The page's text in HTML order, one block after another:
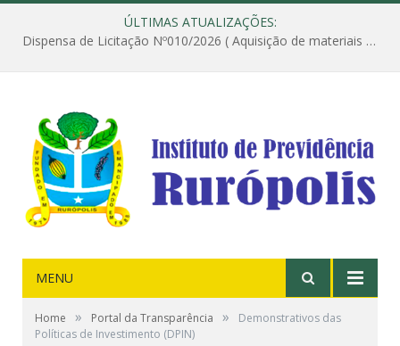
ÚLTIMAS ATUALIZAÇÕES:
Dispensa de Licitação Nº010/2026 ( Aquisição de materiais de construção destinados à execução dos serviços de instalação de janela, com a correspondente recomposição da parede, e construção de calçada nas dependências do Instituto de Previdência do Município de Rurópolis )
MENU
Home » Portal da Transparência »
Demonstrativos das
Políticas de Investimento (DPIN)